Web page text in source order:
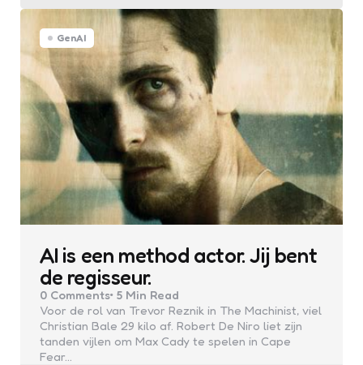
GenAI
AI is een method actor. Jij bent
de regisseur.
0 Comments 5 Min Read
Voor de rol van Trevor Reznik in The Machinist, viel
Christian Bale 29 kilo af. Robert De Niro liet zijn
tanden vijlen om Max Cady te spelen in Cape
Fear…